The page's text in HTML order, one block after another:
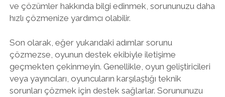
ve çözümler hakkında bilgi edinmek, sorununuzu daha
hızlı çözmenize yardımcı olabilir.
Son olarak, eğer yukarıdaki adımlar sorunu
çözmezse, oyunun destek ekibiyle iletişime
geçmekten çekinmeyin. Genellikle, oyun geliştiricileri
veya yayıncıları, oyuncuların karşılaştığı teknik
sorunları çözmek için destek sağlarlar. Sorununuzu